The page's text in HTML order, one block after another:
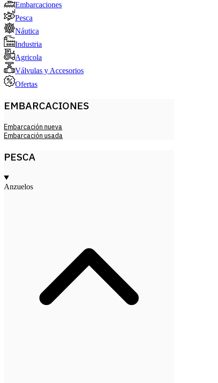
Embarcaciones
Pesca
Náutica
Industria
Agricola
Válvulas y Accesorios
Ofertas
EMBARCACIONES
Embarcación nueva
Embarcación usada
PESCA
Anzuelos